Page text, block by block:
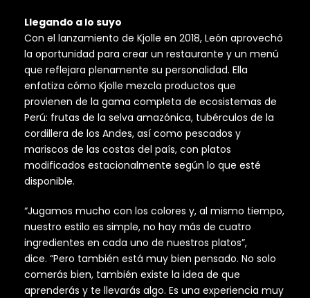
Llegando a lo suyo
Con el lanzamiento de Kjolle en 2018, León aprovechó
la oportunidad para crear un restaurante y un menú
que reflejara plenamente su personalidad. Ella
enfatiza cómo Kjolle mezcla productos que
provienen de la gama completa de ecosistemas de
Perú: frutas de la selva amazónica, tubérculos de la
cordillera de los Andes, así como pescados y
mariscos de las costas del país, con platos
modificados estacionalmente según lo que esté
disponible.
“Jugamos mucho con los colores y, al mismo tiempo,
nuestro estilo es simple, no hay más de cuatro
ingredientes en cada uno de nuestros platos”,
dice. “Pero también está muy bien pensado. No solo
comerás bien, también existe la idea de que
aprenderás y te llevarás algo. Es una experiencia muy